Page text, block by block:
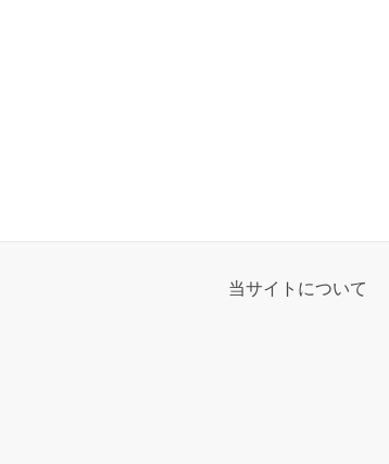
当サイトについて